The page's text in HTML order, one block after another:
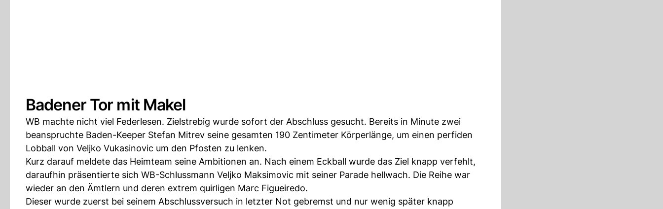
Badener Tor mit Makel
WB machte nicht viel Federlesen. Zielstrebig wurde sofort der Abschluss gesucht. Bereits in Minute zwei
beanspruchte Baden-Keeper Stefan Mitrev seine gesamten 190 Zentimeter Körperlänge, um einen perfiden
Lobball von Veljko Vukasinovic um den Pfosten zu lenken.
Kurz darauf meldete das Heimteam seine Ambitionen an. Nach einem Eckball wurde das Ziel knapp verfehlt,
daraufhin präsentierte sich WB-Schlussmann Veljko Maksimovic mit seiner Parade hellwach. Die Reihe war
wieder an den Ämtlern und deren extrem quirligen Marc Figueiredo.
Dieser wurde zuerst bei seinem Abschlussversuch in letzter Not gebremst und nur wenig später knapp